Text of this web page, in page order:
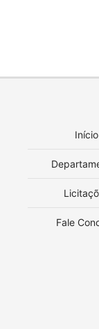
Início
Fale